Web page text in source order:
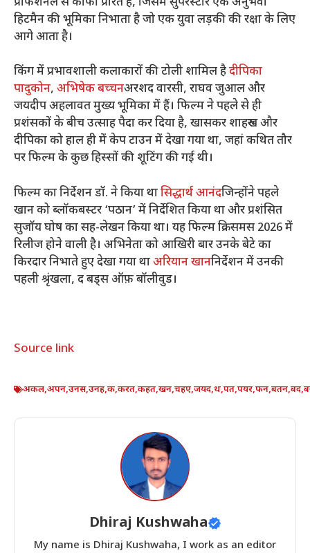
हिटमैन की भूमिका निभाता है जो एक युवा लड़की की रक्षा के लिए
आगे आता है।
किंग में प्रभावशाली कलाकारों की टोली शामिल हैदीपिका
पादुकोन, अभिषेक बच्चनअरशद वारसी, राघव जुआल और
जयदीप अहलावत मुख्य भूमिका में हैं। फिल्म ने पहले से ही
प्रशंसकों के बीच उत्साह पैदा कर दिया है, खासकर शाहरुख और
दीपिका को हाल ही में केप टाउन में देखा गया था, जहां कथित तौर
पर फिल्म के कुछ हिस्सों की शूटिंग की गई थी।
फिल्म का निर्देशन डॉ. ने किया थासिद्धार्थ आनंदजिन्होंने पहले
खान को ब्लॉकबस्टर ‘पठान’ में निर्देशित किया था और प्रशंसित
सुजॉय घोष का सह-लेखन किया था। यह फिल्म क्रिसमस 2026 में
रिलीज होने वाली है। अभिनेता को आखिरी बार उनके बेटे का
किरदार निभाते हुए देखा गया थाअरियान खाननिर्देशन में उनकी
पहली श्रृंखला, द बड्स ऑफ़ बॉलीवुड।
Source link
अकल,अपन,उनस,उनह,क,करत,कहत,खन,चहए,जयद,थ,पत,पयर,फन,बतन,बद,
Dhiraj Kushwaha
My name is Dhiraj Kushwaha, I work as an editor